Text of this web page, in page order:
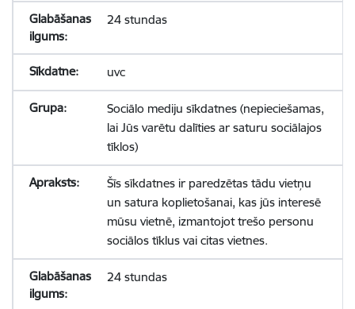
24 stundas
uvc
Sociālo mediju sīkdatnes (nepieciešamas,
lai Jūs varētu dalīties ar saturu sociālajos
tīklos)
Šīs sīkdatnes ir paredzētas tādu vietņu
un satura koplietošanai, kas jūs interesē
mūsu vietnē, izmantojot trešo personu
sociālos tīklus vai citas vietnes.
24 stundas